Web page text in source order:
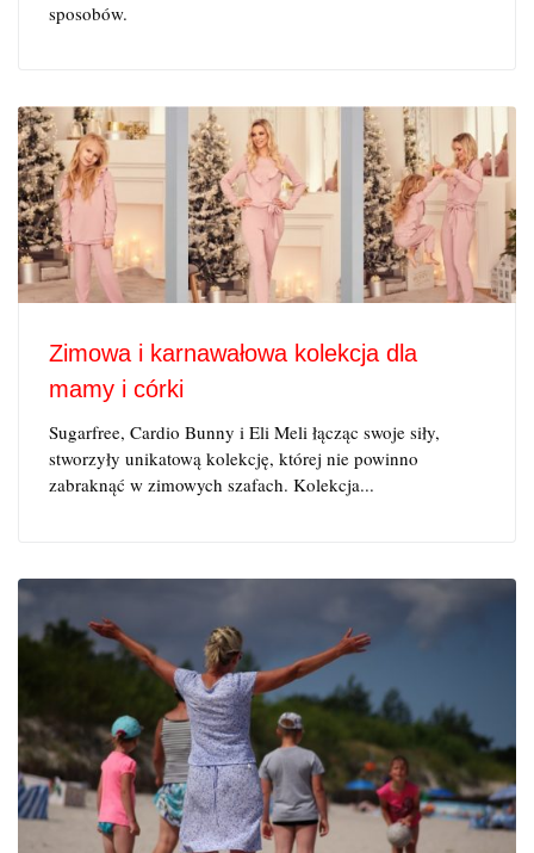
sposobów.
Zimowa i karnawałowa kolekcja dla
mamy i córki
Sugarfree, Cardio Bunny i Eli Meli łącząc swoje siły,
stworzyły unikatową kolekcję, której nie powinno
zabraknąć w zimowych szafach. Kolekcja...